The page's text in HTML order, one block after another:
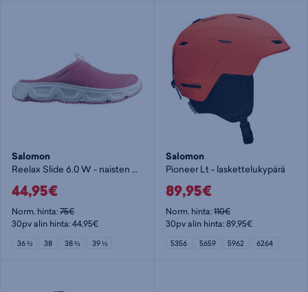
Salomon
Reelax Slide 6.0 W - naisten urheilusandaalit
44,95€
Norm. hinta:75€
30pv alin hinta: 44,95€
36 ⅔ 38 38 ⅔ 39 ⅓
Salomon
Pioneer Lt - laskettelukypärä
89,95€
Norm. hinta:110€
30pv alin hinta: 89,95€
5356 5659 5962 6264